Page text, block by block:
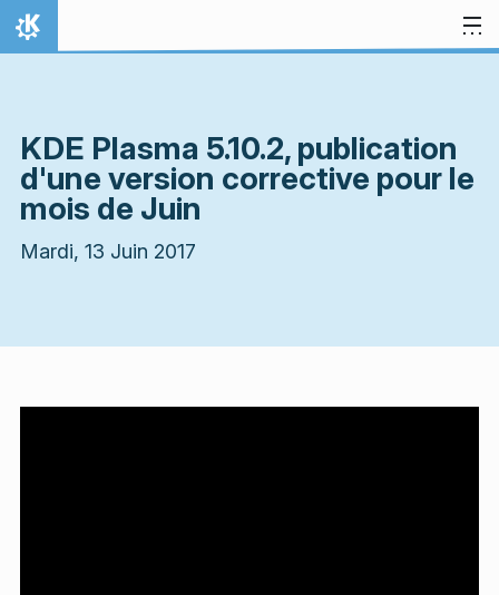
Aller directement au contenu
Accueil
KDE Plasma 5.10.2, publication
d'une version corrective pour le
mois de Juin
Mardi, 13 Juin 2017